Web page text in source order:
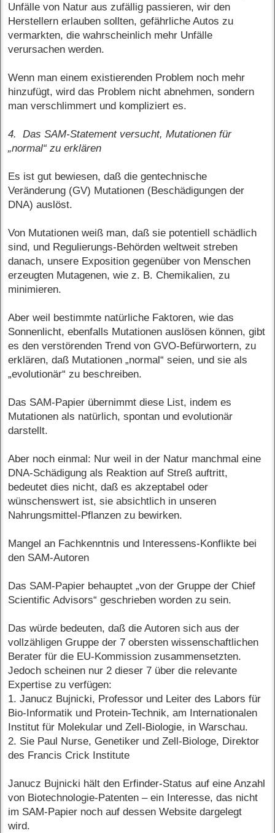
Unfälle von Natur aus zufällig passieren, wir den
Herstellern erlauben sollten, gefährliche Autos zu
vermarkten, die wahrscheinlich mehr Unfälle
verursachen werden.
Wenn man einem existierenden Problem noch mehr
hinzufügt, wird das Problem nicht abnehmen, sondern
man verschlimmert und kompliziert es.
4. Das SAM-Statement versucht, Mutationen für
„normal“ zu erklären
Es ist gut bewiesen, daß die gentechnische
Veränderung (GV) Mutationen (Beschädigungen der
DNA) auslöst.
Von Mutationen weiß man, daß sie potentiell schädlich
sind, und Regulierungs-Behörden weltweit streben
danach, unsere Exposition gegenüber von Menschen
erzeugten Mutagenen, wie z. B. Chemikalien, zu
minimieren.
Aber weil bestimmte natürliche Faktoren, wie das
Sonnenlicht, ebenfalls Mutationen auslösen können, gibt
es den verstörenden Trend von GVO-Befürwortern, zu
erklären, daß Mutationen „normal“ seien, und sie als
„evolutionär“ zu beschreiben.
Das SAM-Papier übernimmt diese List, indem es
Mutationen als natürlich, spontan und evolutionär
darstellt.
Aber noch einmal: Nur weil in der Natur manchmal eine
DNA-Schädigung als Reaktion auf Streß auftritt,
bedeutet dies nicht, daß es akzeptabel oder
wünschenswert ist, sie absichtlich in unseren
Nahrungsmittel-Pflanzen zu bewirken.
Mangel an Fachkenntnis und Interessens-Konflikte bei
den SAM-Autoren
Das SAM-Papier behauptet „von der Gruppe der Chief
Scientific Advisors“ geschrieben worden zu sein.
Das würde bedeuten, daß die Autoren sich aus der
vollzähligen Gruppe der 7 obersten wissenschaftlichen
Berater für die EU-Kommission zusammensetzten.
Jedoch scheinen nur 2 dieser 7 über die relevante
Expertise zu verfügen:
1. Janucz Bujnicki, Professor und Leiter des Labors für
Bio-Informatik und Protein-Technik, am Internationalen
Institut für Molekular und Zell-Biologie, in Warschau.
2. Sie Paul Nurse, Genetiker und Zell-Biologe, Direktor
des Francis Crick Institute
Janucz Bujnicki hält den Erfinder-Status auf eine Anzahl
von Biotechnologie-Patenten – ein Interesse, das nicht
im SAM-Papier noch auf dessen Website dargelegt
wird.